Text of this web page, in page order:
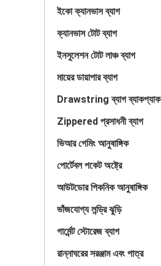
ইকো ক্যানভাস ব্যাগ
ক্যানভাস টোট ব্যাগ
ইনসুলেশন টোট লাঞ্চ ব্যাগ
মায়ের ডায়াপার ব্যাগ
Drawstring ব্যাগ ব্যাকপ্যাক
Zippered প্রসাধনী ব্যাগ
ভিআর গেমিং আনুষাঙ্গিক
পোর্টেবল পকেট অষ্ট্রে
আউটডোর পিকনিক আনুষাঙ্গিক
ভাঁজযোগ্য লন্ড্রি ঝুড়ি
গার্মেন্ট স্টোরেজ ব্যাগ
রান্নাঘরের সরঞ্জাম এবং পাত্র